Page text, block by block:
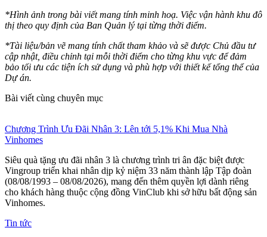
*Hình ảnh trong bài viết mang tính minh hoạ. Việc vận hành khu đô
thị theo quy định của Ban Quản lý tại từng thời điểm.
*Tài liệu/bản vẽ mang tính chất tham khảo và sẽ được Chủ đầu tư
cập nhật, điều chỉnh tại mỗi thời điểm cho từng khu vực để đảm
bảo tối ưu các tiện ích sử dụng và phù hợp với thiết kế tổng thể của
Dự án.
Bài viết cùng chuyên mục
Chương Trình Ưu Đãi Nhân 3: Lên tới 5,1% Khi Mua Nhà
Vinhomes
Siêu quà tặng ưu đãi nhân 3 là chương trình tri ân đặc biệt được
Vingroup triển khai nhân dịp kỷ niệm 33 năm thành lập Tập đoàn
(08/08/1993 – 08/08/2026), mang đến thêm quyền lợi dành riêng
cho khách hàng thuộc cộng đồng VinClub khi sở hữu bất động sản
Vinhomes.
Tin tức